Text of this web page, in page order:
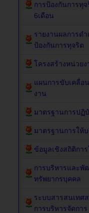
การป้องกันการทุ
6เดือน
รายงานผลการดำ
ป้องกันการทุจริต
โครงสร้างหน่วยง
แผนการขับเคลื่อ
งาน
มาตรฐานการปฏิ
มาตรฐานการให้
ข้อมูลเชิงสถิติกา
การบริหารและพั
ทรัพยากรบุคคล
ระบบสารสนเทศ
การบริหารจัดการ